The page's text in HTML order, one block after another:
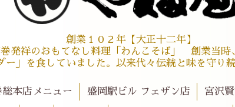
創業１０２年【大正十二年】
発祥のおもてなし料理「わんこそば」 創業当時
ー」を食していました。以来代々伝統と味を守り
総本店メニュー 盛岡駅ビル フェザン店 宮沢